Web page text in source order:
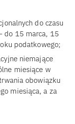
do czasu
do 15 marca, 15
podatkowego;
niemające
miesiące w
obowiązku
miesiąca, a za